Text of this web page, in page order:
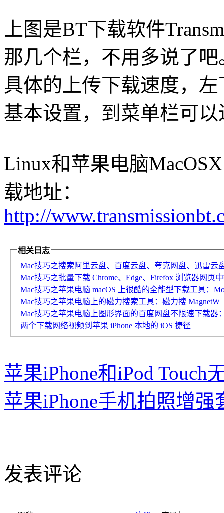
上图是BT下载软件
那几个栏，不用多说了吧
具体的上传下载速度，
基本设置，到菜单栏可以
Linux和苹果电脑
载地址：
http://
相关日志
Mac技巧之搜索阿里云盘、百度云盘、夸克网盘、迅雷云
Mac技巧之批量下载 Chrome、Edge、Firefox 浏览器网页
Mac技巧之苹果电脑 macOS 上很酷的全能型下载工具：
Mac技巧之苹果电脑上的磁力搜索工具：磁力搜 MagnetW
Mac技巧之苹果电脑上图形界面的百度网盘不限速下载器
两个下载网络视频到苹果 iPhone 本地的 iOS 捷径
苹果iPhone和iPod Touch
苹果iPhone手机拍照增强
发表评论